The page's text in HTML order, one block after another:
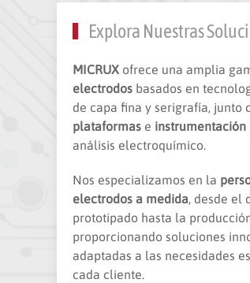
Explora Nuestras
MICRUX ofrece una amplia
electrodos basados en
de capa fina y serigrafía, junto
plataformas e instrumentación
análisis electroquímico.
Nos especializamos en la
electrodos a medida, desde el
prototipado hasta la
proporcionando soluciones
adaptadas a las necesidades
cada cliente.